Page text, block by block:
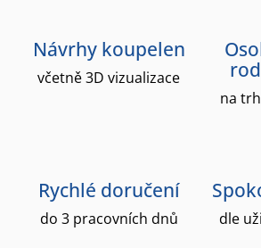
Návrhy koupelen
včetně 3D vizualizace
na
Rychlé doručení
do 3 pracovních dnů dle